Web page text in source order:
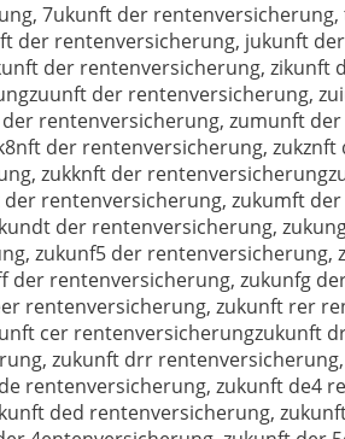
7ukunft der
rentenversicherung, jukunft
der rentenversicherung,
der rentenversicherung,
rentenversicherung, zumunft
der rentenversicherung,
zukknft der
rentenversicherung, zukumft
der rentenversicherung,
zukunf5 der
rentenversicherung, zukunfg
rentenversicherung, zukunft rer
cer rentenversicherungzukunft
zukunft drr
rentenversicherung, zukunft de4
ded rentenversicherung,